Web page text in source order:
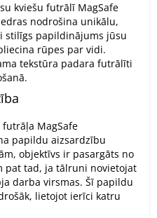
kviešu futrālī MagSafe
nodrošina unikālu,
stilīgs papildinājums jūsu
rūpes par vidi.
tekstūra padara futrālīti
futrāļa MagSafe
papildu aizsardzību
objektīvs ir pasargāts no
pat tad, ja tālruni novietojat
darba virsmas. Šī papildu
lietojot ierīci katru